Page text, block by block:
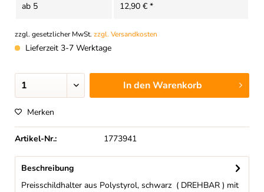
ab 5 12,90 € *
zzgl. gesetzlicher MwSt. zzgl. Versandkosten
Lieferzeit 3-7 Werktage
In denWarenkorb
Merken
Artikel-Nr.: 1773941
Beschreibung
Preisschildhalter aus Polystyrol, schwarz ( DREHBAR ) mit